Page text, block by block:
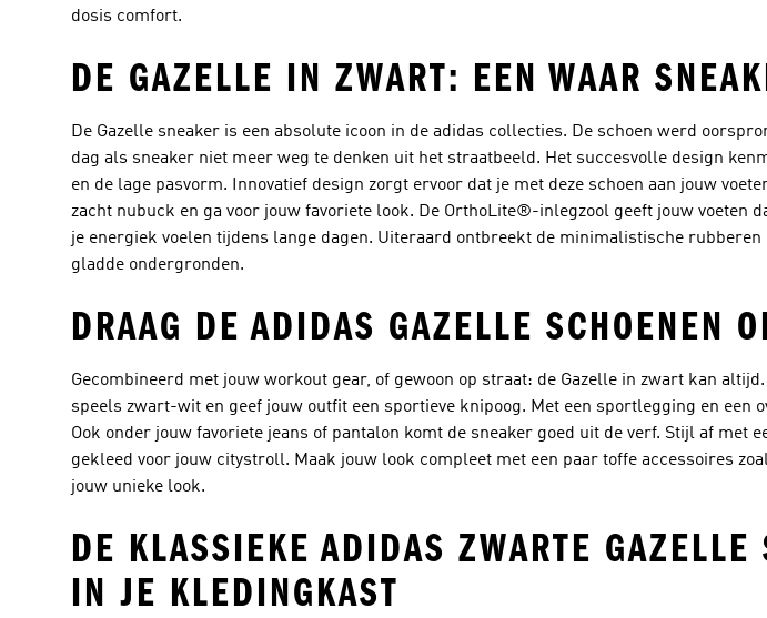
dosis comfort.
DE GAZELLE IN ZWART: EEN WAAR
De Gazelle sneaker is een absolute icoon in de adidas collecties. De schoen werd
dag als sneaker niet meer weg te denken uit het straatbeeld. Het succesvolle design
en de lage pasvorm. Innovatief design zorgt ervoor dat je met deze schoen aan jouw
zacht nubuck en ga voor jouw favoriete look. De OrthoLite®-inlegzool geeft jouw voeten
je energiek voelen tijdens lange dagen. Uiteraard ontbreekt de minimalistische rubberen
gladde ondergronden.
DRAAG DE ADIDAS GAZELLE SCHOENEN
Gecombineerd met jouw workout gear, of gewoon op straat: de Gazelle in zwart kan
speels zwart-wit en geef jouw outfit een sportieve knipoog. Met een sportlegging en een
Ook onder jouw favoriete jeans of pantalon komt de sneaker goed uit de verf. Stijl af
gekleed voor jouw citystroll. Maak jouw look compleet met een paar toffe accessoires
jouw unieke look.
DE KLASSIEKE ADIDAS ZWARTE GAZELLE
IN JE KLEDINGKAST